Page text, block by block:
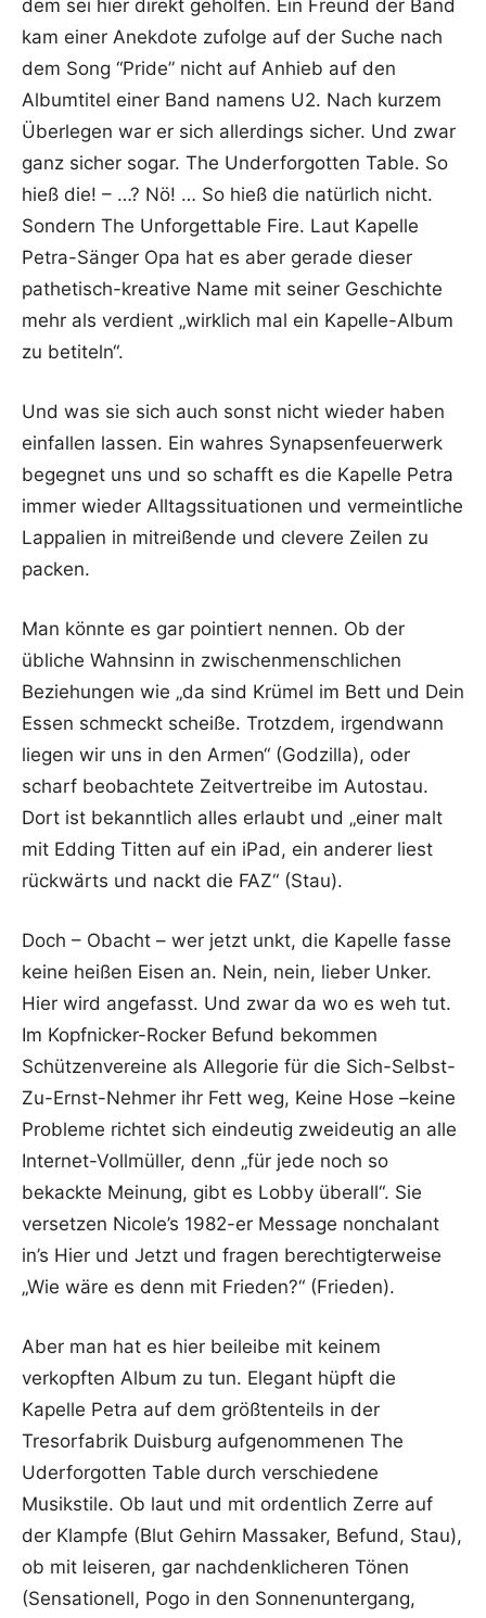
dem sei hier direkt geholfen. Ein Freund der Band
kam einer Anekdote zufolge auf der Suche nach
dem Song “Pride” nicht auf Anhieb auf den
Albumtitel einer Band namens U2. Nach kurzem
Überlegen war er sich allerdings sicher. Und zwar
ganz sicher sogar. The Underforgotten Table. So
hieß die! – …? Nö! … So hieß die natürlich nicht.
Sondern The Unforgettable Fire. Laut Kapelle
Petra-Sänger Opa hat es aber gerade dieser
pathetisch-kreative Name mit seiner Geschichte
mehr als verdient „wirklich mal ein Kapelle-Album
zu betiteln“.
Und was sie sich auch sonst nicht wieder haben
einfallen lassen. Ein wahres Synapsenfeuerwerk
begegnet uns und so schafft es die Kapelle Petra
immer wieder Alltagssituationen und vermeintliche
Lappalien in mitreißende und clevere Zeilen zu
packen.
Man könnte es gar pointiert nennen. Ob der
übliche Wahnsinn in zwischenmenschlichen
Beziehungen wie „da sind Krümel im Bett und Dein
Essen schmeckt scheiße. Trotzdem, irgendwann
liegen wir uns in den Armen“ (Godzilla), oder
scharf beobachtete Zeitvertreibe im Autostau.
Dort ist bekanntlich alles erlaubt und „einer malt
mit Edding Titten auf ein iPad, ein anderer liest
rückwärts und nackt die FAZ“ (Stau).
Doch – Obacht – wer jetzt unkt, die Kapelle fasse
keine heißen Eisen an. Nein, nein, lieber Unker.
Hier wird angefasst. Und zwar da wo es weh tut.
Im Kopfnicker-Rocker Befund bekommen
Schützenvereine als Allegorie für die Sich-Selbst-
Zu-Ernst-Nehmer ihr Fett weg, Keine Hose –keine
Probleme richtet sich eindeutig zweideutig an alle
Internet-Vollmüller, denn „für jede noch so
bekackte Meinung, gibt es Lobby überall“. Sie
versetzen Nicole’s 1982-er Message nonchalant
in’s Hier und Jetzt und fragen berechtigterweise
„Wie wäre es denn mit Frieden?“ (Frieden).
Aber man hat es hier beileibe mit keinem
verkopften Album zu tun. Elegant hüpft die
Kapelle Petra auf dem größtenteils in der
Tresorfabrik Duisburg aufgenommenen The
Uderforgotten Table durch verschiedene
Musikstile. Ob laut und mit ordentlich Zerre auf
der Klampfe (Blut Gehirn Massaker, Befund, Stau),
ob mit leiseren, gar nachdenklicheren Tönen
(Sensationell, Pogo in den Sonnenuntergang,